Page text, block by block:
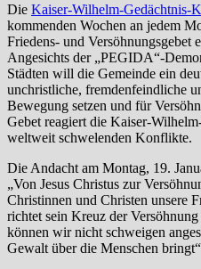
Die Kaiser-Wilhelm-Gedächtnis-
kommenden Wochen an jedem
Friedens- und Versöhnungsgebet
Angesichts der „PEGIDA“-
Städten will die Gemeinde ein
unchristliche, fremdenfeindliche
Bewegung setzen und für
Gebet reagiert die Kaiser-
weltweit schwelenden Konflikte.
Die Andacht am Montag, 19.
„Von Jesus Christus zur
Christinnen und Christen unsere
richtet sein Kreuz der
können wir nicht schweigen
Gewalt über die Menschen bringt“